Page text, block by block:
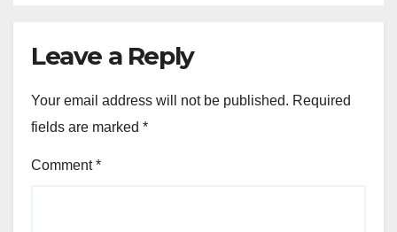
Leave a Reply
Your email address will not be published. Required
fields are marked *
Comment*